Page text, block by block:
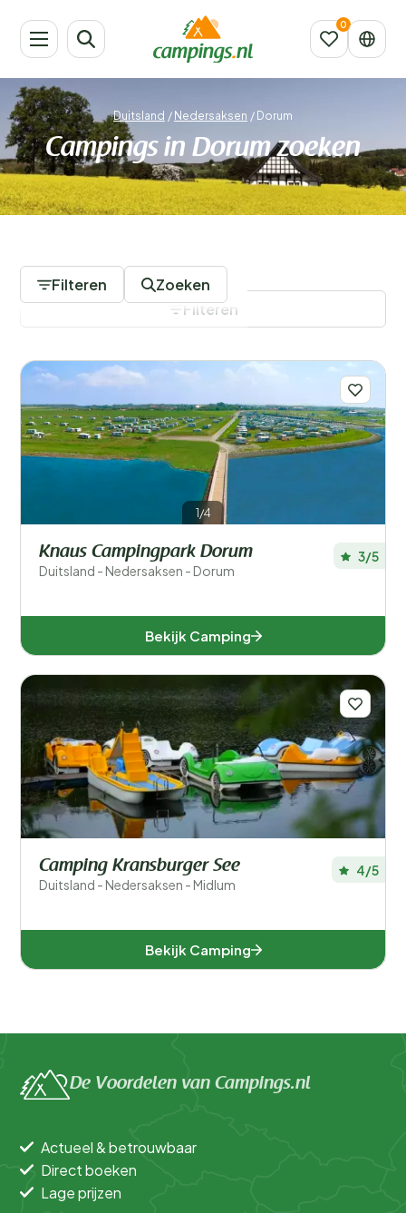
Duitsland / Nedersaksen / Dorum
Campings in Dorum zoeken
Filteren Zoeken
Populaire filters
Type accommodatie
Algemeen
Filteren
1/4
Knaus Campingpark Dorum
Duitsland - Nedersaksen - Dorum
3/5
Bekijk Camping
Camping Kransburger See
Duitsland - Nedersaksen - Midlum
4/5
Bekijk Camping
De Voordelen van Campings.nl
Actueel & betrouwbaar
Direct boeken
Lage prijzen